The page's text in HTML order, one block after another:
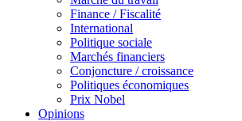
Finance / Fiscalité
International
Politique sociale
Marchés financiers
Conjoncture / croissance
Politiques économiques
Prix Nobel
Opinions